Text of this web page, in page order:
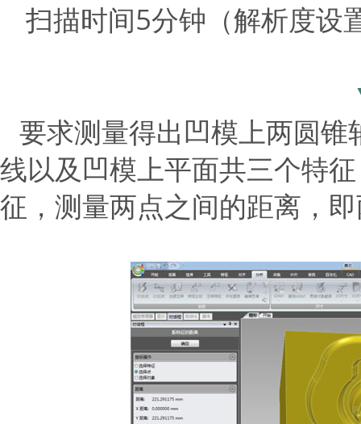
扫描时间5分钟（解析度设
要求测量得出凹模上两圆
线以及凹模上平面共三个特
征，测量两点之间的距离，